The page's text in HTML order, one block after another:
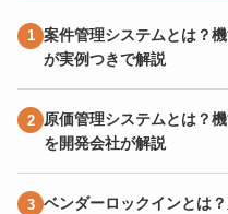
案件管理システムとは？
が実例つきで解説
原価管理システムとは？
を開発会社が解説
ベンダーロックインとは